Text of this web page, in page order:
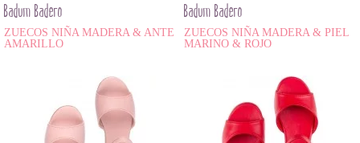
Badum Badero
ZUECOS NIÑA MADERA & ANTE
AMARILLO
Badum Badero
ZUECOS NIÑA MADERA & PIEL
MARINO & ROJO